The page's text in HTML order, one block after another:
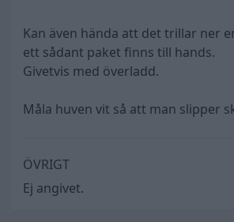
Kan även hända att det trillar ner
ett sådant paket finns till hands.
Givetvis med överladd.
Måla huven vit så att man slipper
ÖVRIGT
Ej angivet.